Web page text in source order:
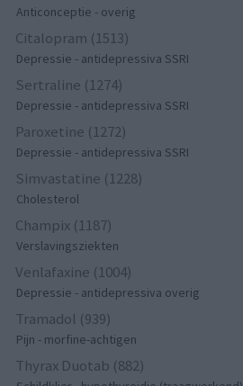
Anticonceptie - overig
Citalopram (1513)
Depressie - antidepressiva SSRI
Sertraline (1274)
Depressie - antidepressiva SSRI
Paroxetine (1272)
Depressie - antidepressiva SSRI
Simvastatine (1228)
Cholesterol
Champix (1187)
Verslavingsziekten
Venlafaxine (1004)
Depressie - antidepressiva overig
Tramadol (939)
Pijn - morfine-achtigen
Thyrax Duotab (882)